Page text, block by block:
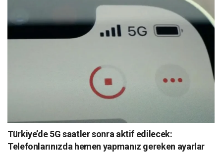
Türkiye’de 5G saatler sonra aktif edilecek:
Telefonlarınızda hemen yapmanız gereken ayarlar